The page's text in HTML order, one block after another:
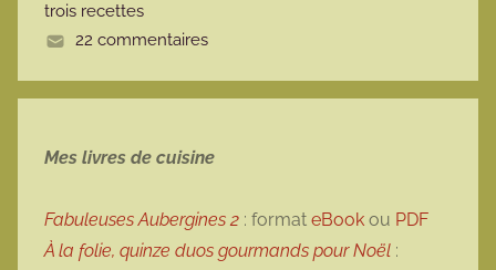
trois recettes
22 commentaires
Mes livres de cuisine
Fabuleuses Aubergines 2 : format eBook ou PDF
À la folie, quinze duos gourmands pour Noël :